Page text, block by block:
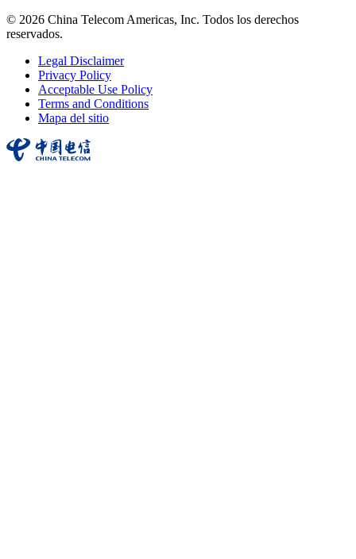
© 2026 China Telecom Americas, Inc. Todos los derechos
reservados.
Legal Disclaimer
Privacy Policy
Acceptable Use Policy
Terms and Conditions
Mapa del sitio